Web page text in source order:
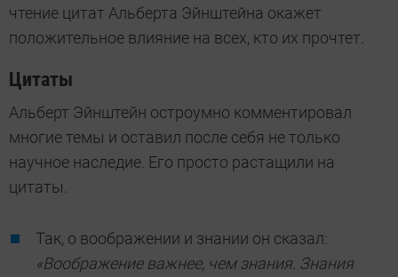
чтение цитат Альберта Эйнштейна окажет
положительное влияние на всех, кто их прочтет.
Цитаты
Альберт Эйнштейн остроумно комментировал
многие темы и оставил после себя не только
научное наследие. Его просто растащили на
цитаты.
Так, о воображении и знании он сказал:
«Воображение важнее, чем знания. Знания